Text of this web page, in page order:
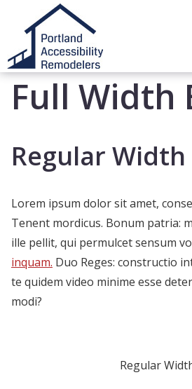
Home»Full Width Blocks
Full Width
Regular
Lorem ipsum dolor sit amet,
Tenent mordicus. Bonum patria:
ille pellit, qui permulcet sensum
inquam. Duo Reges: constructio
te quidem video minime esse
modi?
Regular